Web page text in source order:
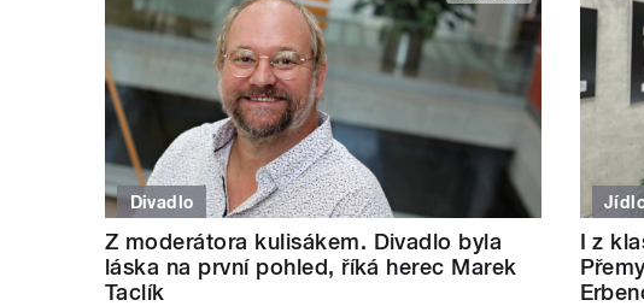
Divadlo
Z moderátora kulisákem. Divadlo byla
láska na první pohled, říká herec Marek
Taclík
I z